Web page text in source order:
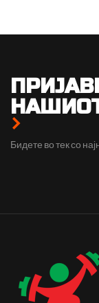
Бидете во тек со